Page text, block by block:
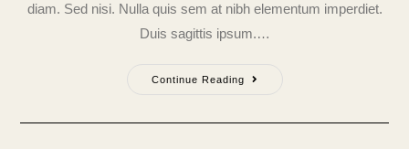
diam. Sed nisi. Nulla quis sem at nibh elementum imperdiet.
Duis sagittis ipsum.…
Continue Reading